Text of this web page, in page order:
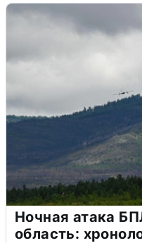
Ночная атака
область: